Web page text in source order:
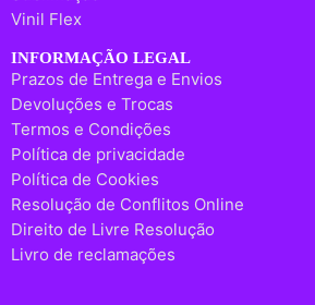
Vinil Flex
INFORMAÇÃO LEGAL
Prazos de Entrega e Envios
Devoluções e Trocas
Termos e Condições
Política de privacidade
Política de Cookies
Resolução de Conflitos Online
Direito de Livre Resolução
Livro de reclamações